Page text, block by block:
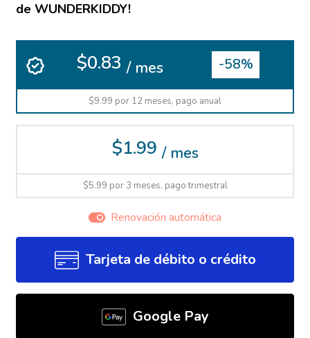
de WUNDERKIDDY!
$0.83 / mes -58%
$9.99 por 12 meses, pago anual
$1.99 / mes
$5.99 por 3 meses, pago trimestral
Renovación automática
Tarjeta de débito o crédito
Google Pay